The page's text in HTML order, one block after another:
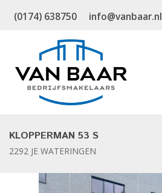
(0174) 638750 info@vanbaar.nl
KLOPPERMAN 53 S
2292 JE WATERINGEN